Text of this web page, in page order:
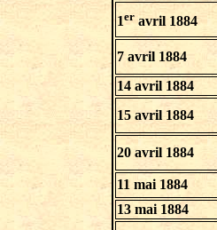
1eravril 1884
7 avril 1884
14 avril 1884
15 avril 1884
20 avril 1884
11 mai 1884
13 mai 1884